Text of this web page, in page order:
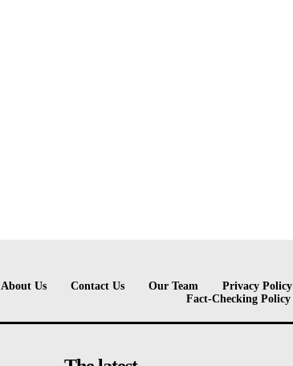
About Us Contact Us Our Team Privacy Policy
Fact-Checking Policy